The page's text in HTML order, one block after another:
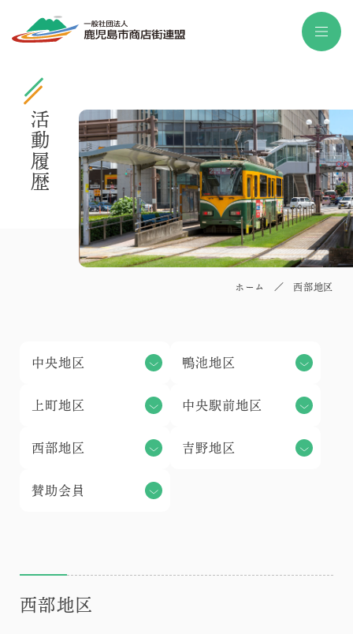
活動履歴
ホーム ／西部地区
中央地区 鴨池地区
上町地区 中央駅前地区
西部地区 吉野地区
賛助会員
西部地区